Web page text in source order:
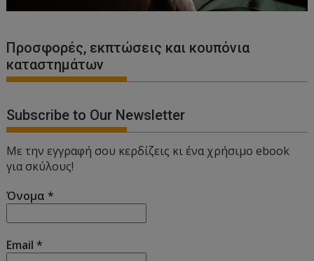
Προσφορές, εκπτώσεις και κουπόνια
καταστημάτων
Subscribe to Our Newsletter
Με την εγγραφή σου κερδίζεις κι ένα χρήσιμο ebook
για σκύλους!
Όνομα*
Email*